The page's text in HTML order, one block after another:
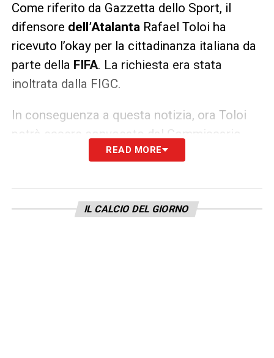
Come riferito da Gazzetta dello Sport, il
difensore dell’AtalantaRafael Toloi ha
ricevuto l’okay per la cittadinanza italiana da
parte della FIFA. La richiesta era stata
inoltrata dalla FIGC.
In conseguenza a questa notizia, ora Toloi
potrà essere convocato dal Commissario
NazionaleRoberto Mancini per
LA PLAYLIST DELLE NOSTRE TOP NEWS
READ MORE
IL CALCIO DEL GIORNO